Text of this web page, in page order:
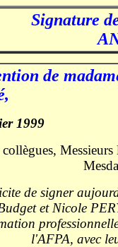
Signature
de
1999
de signer
et Nicole
l'AFPA, avec